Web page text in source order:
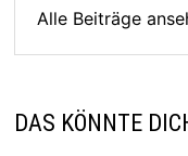
Alle Beiträge
DAS KÖNNTE